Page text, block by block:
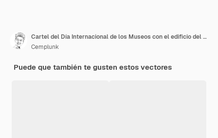
Cartel del Día Internacional de los Museos con el edificio del museo
Cemplunk
Puede que también te gusten estos vectores